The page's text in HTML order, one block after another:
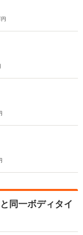
円
同一ボディタイ